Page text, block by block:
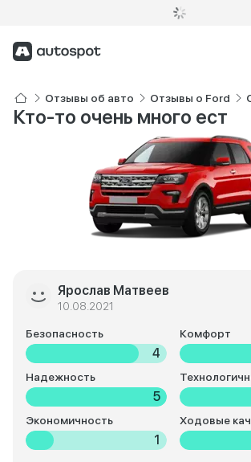
Отзывы об авто Отзывы о Ford
Кто-то очень много ест
Ярослав Матвеев
10.08.2021
Безопасность
4
Комфорт
Надежность
5
Экономичность
1
Ходовые